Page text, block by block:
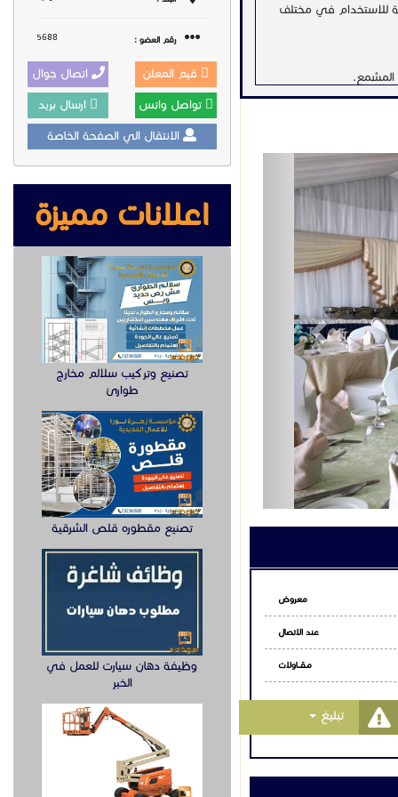
للاستخدام في مختلف
المشمع.
الخيمة.
لمن يبحث عن الجمع بين
Previous
معروض
عند الاتصال
مـقـــاولات
تبليغ Toggle Dropdown
رقم العضو : 5688
قيم المعلن اتصال جوال
تواصل واتس ارسال بريد
الانتقال الي الصفحة الخاصة
اعلانات مميزة
تصنيع وتركيب سلالم مخارج
طوارئ
تصنيع مقطوره قلص الشرقية
وظيفة دهان سيارت للعمل في
الخبر